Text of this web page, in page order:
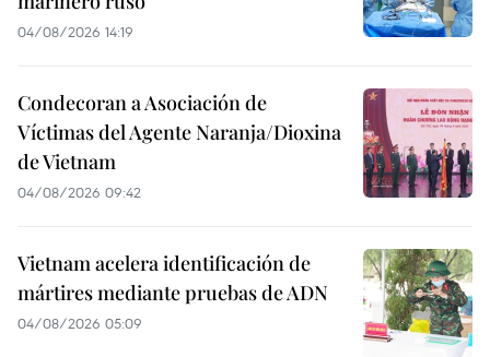
04/08/2026 14:19
Condecoran a Asociación de
Víctimas del Agente Naranja/Dioxina
de Vietnam
04/08/2026 09:42
Vietnam acelera identificación de
mártires mediante pruebas de ADN
04/08/2026 05:09